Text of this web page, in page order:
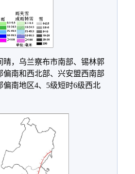
晴，乌兰察布市南部、锡林郭
南和西北部、兴安盟西南部
南地区4、5级短时6级西北